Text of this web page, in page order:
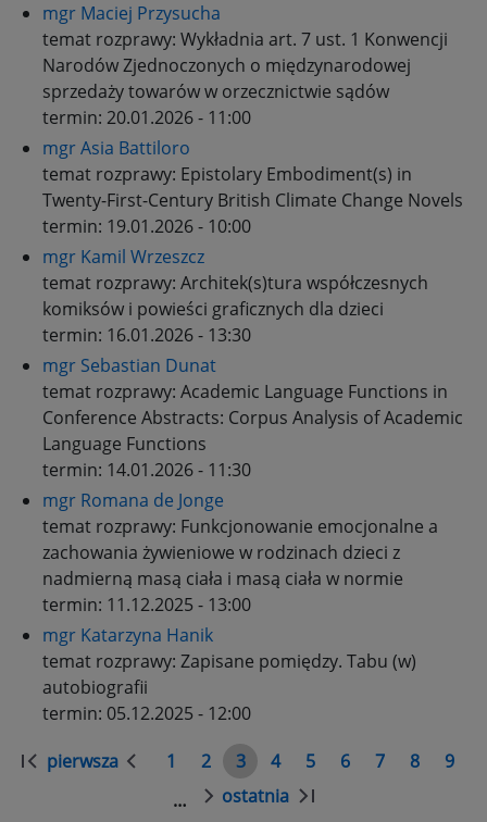
mgr Maciej Przysucha
temat rozprawy: Wykładnia art. 7 ust. 1 Konwencji
Narodów Zjednoczonych o międzynarodowej
sprzedaży towarów w orzecznictwie sądów
termin: 20.01.2026 - 11:00
mgr Asia Battiloro
temat rozprawy: Epistolary Embodiment(s) in
Twenty-First-Century British Climate Change Novels
termin: 19.01.2026 - 10:00
mgr Kamil Wrzeszcz
temat rozprawy: Architek(s)tura współczesnych
komiksów i powieści graficznych dla dzieci
termin: 16.01.2026 - 13:30
mgr Sebastian Dunat
temat rozprawy: Academic Language Functions in
Conference Abstracts: Corpus Analysis of Academic
Language Functions
termin: 14.01.2026 - 11:30
mgr Romana de Jonge
temat rozprawy: Funkcjonowanie emocjonalne a
zachowania żywieniowe w rodzinach dzieci z
nadmierną masą ciała i masą ciała w normie
termin: 11.12.2025 - 13:00
mgr Katarzyna Hanik
temat rozprawy: Zapisane pomiędzy. Tabu (w)
autobiografii
termin: 05.12.2025 - 12:00
Stronicowanie
Pierwsza
pierwsza Poprzednia
Strona
1 Strona
2 Strona
3 Strona
4 Strona
5 Strona
6 Strona
7 Strona
8
9
…
NastępnaOstatnia
ostatnia